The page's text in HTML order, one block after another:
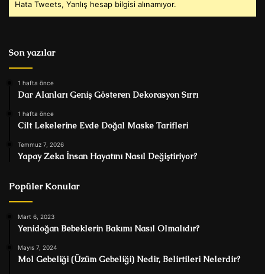
Hata Tweets, Yanlış hesap bilgisi alınamıyor.
Son yazılar
1 hafta önce
Dar Alanları Geniş Gösteren Dekorasyon Sırrı
1 hafta önce
Cilt Lekelerine Evde Doğal Maske Tarifleri
Temmuz 7, 2026
Yapay Zeka İnsan Hayatını Nasıl Değiştiriyor?
Popüler Konular
Mart 6, 2023
Yenidoğan Bebeklerin Bakımı Nasıl Olmalıdır?
Mayıs 7, 2024
Mol Gebeliği (Üzüm Gebeliği) Nedir, Belirtileri Nelerdir?